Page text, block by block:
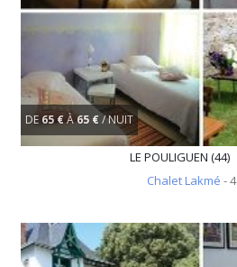
DE 65 €À65 €/ NUIT
LE POULIGUEN (44)
Chalet Lakmé - 4